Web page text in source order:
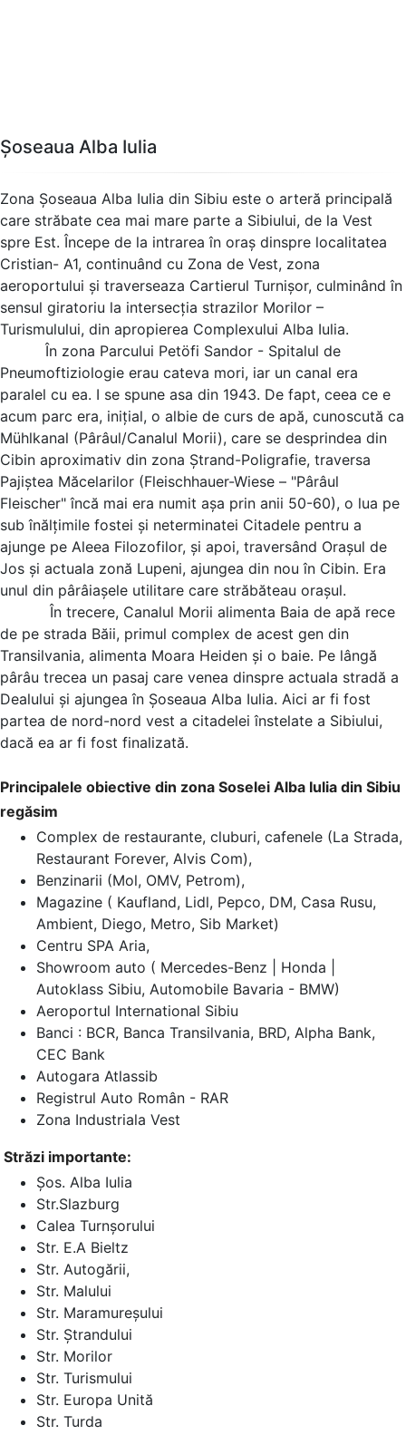
Șoseaua Alba Iulia
Zona Șoseaua Alba Iulia din Sibiu este o arteră principală
care străbate cea mai mare parte a Sibiului, de la Vest
spre Est. Începe de la intrarea în oraş dinspre localitatea
Cristian- A1, continuând cu Zona de Vest, zona
aeroportului și traverseaza Cartierul Turnișor, culminând în
sensul giratoriu la intersecția strazilor Morilor –
Turismulului, din apropierea Complexului Alba Iulia.
În zona Parcului Petöfi Sandor - Spitalul de
Pneumoftiziologie erau cateva mori, iar un canal era
paralel cu ea. I se spune asa din 1943. De fapt, ceea ce e
acum parc era, iniţial, o albie de curs de apă, cunoscută ca
Mühlkanal (Pârâul/Canalul Morii), care se desprindea din
Cibin aproximativ din zona Ştrand-Poligrafie, traversa
Pajiştea Măcelarilor (Fleischhauer-Wiese – "Pârâul
Fleischer" încă mai era numit aşa prin anii 50-60), o lua pe
sub înălţimile fostei şi neterminatei Citadele pentru a
ajunge pe Aleea Filozofilor, şi apoi, traversând Oraşul de
Jos şi actuala zonă Lupeni, ajungea din nou în Cibin. Era
unul din pârâiaşele utilitare care străbăteau oraşul.
În trecere, Canalul Morii alimenta Baia de apă rece
de pe strada Băii, primul complex de acest gen din
Transilvania, alimenta Moara Heiden şi o baie. Pe lângă
pârâu trecea un pasaj care venea dinspre actuala stradă a
Dealului şi ajungea în Şoseaua Alba Iulia. Aici ar fi fost
partea de nord-nord vest a citadelei înstelate a Sibiului,
dacă ea ar fi fost finalizată.
Principalele obiective din zona Soselei Alba Iulia din Sibiu
regăsim
Complex de restaurante, cluburi, cafenele (La Strada,
Restaurant Forever, Alvis Com),
Benzinarii (Mol, OMV, Petrom),
Magazine ( Kaufland, Lidl, Pepco, DM, Casa Rusu,
Ambient, Diego, Metro, Sib Market)
Centru SPA Aria,
Showroom auto ( Mercedes-Benz | Honda |
Autoklass Sibiu, Automobile Bavaria - BMW)
Aeroportul International Sibiu
Banci : BCR, Banca Transilvania, BRD, Alpha Bank,
CEC Bank
Autogara Atlassib
Registrul Auto Român - RAR
Zona Industriala Vest
Străzi importante:
Șos. Alba Iulia
Str.Slazburg
Calea Turnșorului
Str. E.A Bieltz
Str. Autogării,
Str. Malului
Str. Maramureșului
Str. Ștrandului
Str. Morilor
Str. Turismului
Str. Europa Unită
Str. Turda